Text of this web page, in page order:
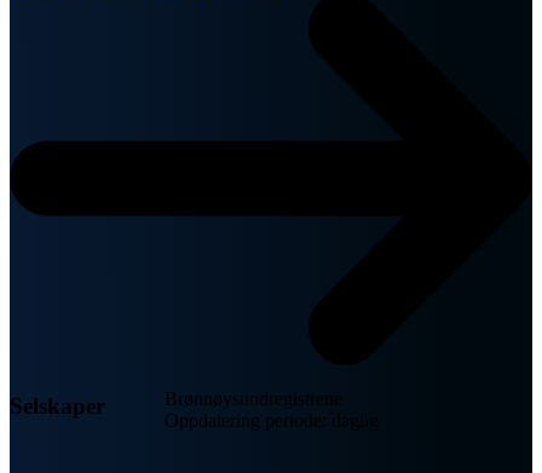
Selskaper
Brønnøysundregistrene
Oppdatering periode: daglig